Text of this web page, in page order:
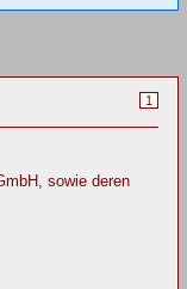
1
sowie deren